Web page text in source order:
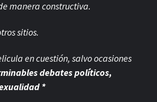
manera constructiva.
sitios.
en cuestión, salvo ocasiones
debates políticos,
*